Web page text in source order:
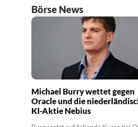
Börse News
Michael Burry wettet gegen
Oracle und die
KI-Aktie Nebius